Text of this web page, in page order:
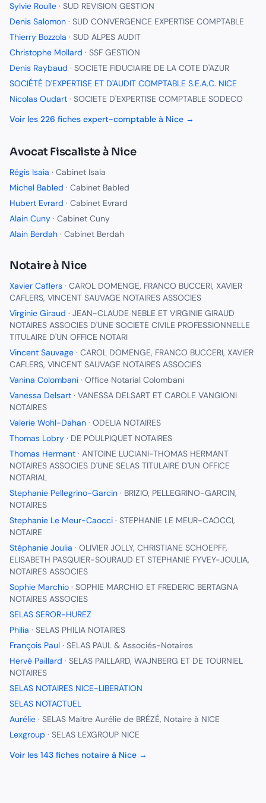
Sylvie Roulle · SUD REVISION GESTION
Denis Salomon · SUD CONVERGENCE EXPERTISE COMPTABLE
Thierry Bozzola · SUD ALPES AUDIT
Christophe Mollard · SSF GESTION
Denis Raybaud · SOCIETE FIDUCIAIRE DE LA COTE D'AZUR
SOCIÉTÉ D'EXPERTISE ET D'AUDIT COMPTABLE S.E.A.C. NICE
Nicolas Oudart · SOCIETE D'EXPERTISE COMPTABLE SODECO
Voir les 226 fiches expert-comptable à Nice →
Avocat Fiscalisteà Nice
Régis Isaia · Cabinet Isaia
Michel Babled · Cabinet Babled
Hubert Evrard · Cabinet Evrard
Alain Cuny · Cabinet Cuny
Alain Berdah · Cabinet Berdah
Notaireà Nice
Xavier Caflers · CAROL DOMENGE, FRANCO BUCCERI, XAVIER
CAFLERS, VINCENT SAUVAGE NOTAIRES ASSOCIES
Virginie Giraud · JEAN-CLAUDE NEBLE ET VIRGINIE GIRAUD
NOTAIRES ASSOCIES D'UNE SOCIETE CIVILE PROFESSIONNELLE
TITULAIRE D'UN OFFICE NOTARI
Vincent Sauvage · CAROL DOMENGE, FRANCO BUCCERI, XAVIER
CAFLERS, VINCENT SAUVAGE NOTAIRES ASSOCIES
Vanina Colombani · Office Notarial Colombani
Vanessa Delsart · VANESSA DELSART ET CAROLE VANGIONI
NOTAIRES
Valerie Wohl-Dahan · ODELIA NOTAIRES
Thomas Lobry · DE POULPIQUET NOTAIRES
Thomas Hermant · ANTOINE LUCIANI-THOMAS HERMANT
NOTAIRES ASSOCIES D'UNE SELAS TITULAIRE D'UN OFFICE
NOTARIAL
Stephanie Pellegrino-Garcin · BRIZIO, PELLEGRINO-GARCIN,
NOTAIRES
Stephanie Le Meur-Caocci · STEPHANIE LE MEUR-CAOCCI,
NOTAIRE
Stéphanie Joulia · OLIVIER JOLLY, CHRISTIANE SCHOEPFF,
ELISABETH PASQUIER-SOURAUD ET STEPHANIE FYVEY-JOULIA,
NOTAIRES ASSOCIES
Sophie Marchio · SOPHIE MARCHIO ET FREDERIC BERTAGNA
NOTAIRES ASSOCIES
SELAS SEROR-HUREZ
Philia · SELAS PHILIA NOTAIRES
François Paul · SELAS PAUL & Associés-Notaires
Hervé Paillard · SELAS PAILLARD, WAJNBERG ET DE TOURNIEL
NOTAIRES
SELAS NOTAIRES NICE-LIBERATION
SELAS NOTACTUEL
Aurélie · SELAS Maître Aurélie de BRÉZÉ, Notaire à NICE
Lexgroup · SELAS LEXGROUP NICE
Voir les 143 fiches notaire à Nice →